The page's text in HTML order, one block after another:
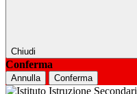
Chiudi
Conferma
Annulla Conferma